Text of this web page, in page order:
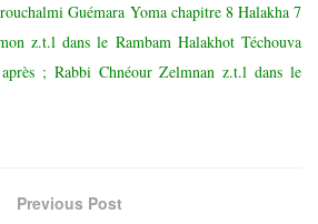
Guémara Yoma chapitre 8 Halakha 7
z.t.l dans le Rambam Halakhot Téchouva
; Rabbi Chnéour Zelmnan z.t.l dans le
Previous Post